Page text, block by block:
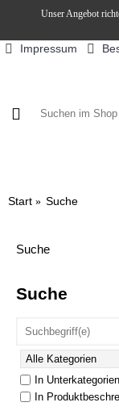
Unser Angebot
Impressum
Start Suche
Suche
Suche
In
In